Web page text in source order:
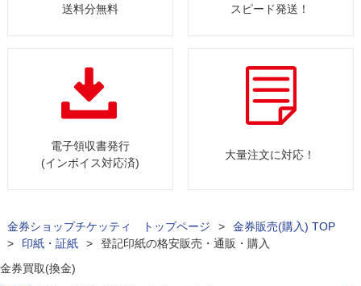
送料分無料
スピード発送！
電子領収書発行
(インボイス対応済)
大量注文に対応！
金券ショップチケッティ トップページ >
金券販売(購入) TOP
>
印紙・証紙 >
登記印紙の格安販売・通販・購入
金券買取(換金)